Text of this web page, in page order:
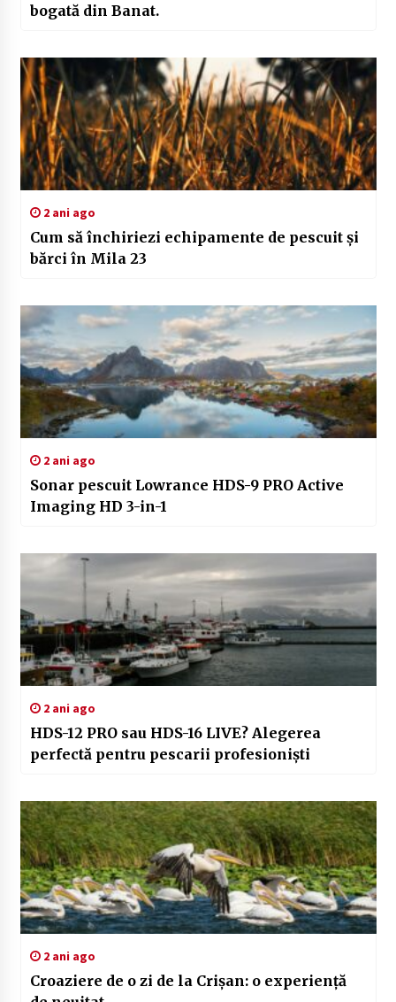
bogată din Banat.
2 ani ago
Cum să închiriezi echipamente de pescuit și
bărci în Mila 23
2 ani ago
Sonar pescuit Lowrance HDS-9 PRO Active
Imaging HD 3-in-1
2 ani ago
HDS-12 PRO sau HDS-16 LIVE? Alegerea
perfectă pentru pescarii profesioniști
2 ani ago
Croaziere de o zi de la Crișan: o experiență